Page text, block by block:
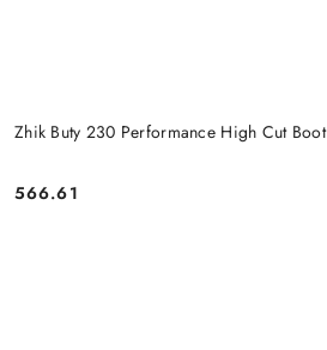
Zhik Buty 230 Performance High Cut Boot
Cena:
566.61